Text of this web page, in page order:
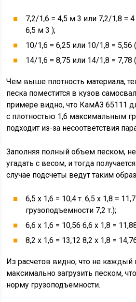
7,2/1,6 = 4,5 м 3 или 7,2/1,8 =
6,5 м 3 );
10/1,6 = 6,25 или 10/1,8 = 5,56
14/1,6 = 8,75 или 14/1,8 = 7,78
Чем выше плотность материала,
песка поместится в кузов
примере видно, что КамАЗ 65111
с плотностью 1,6 максимальным
подходит из-за несоответствия
Заполняя полный объем песком,
угадать с весом, и тогда
случае подсчеты ведут таким
6,5 х 1,6 = 10,4 т. 6,5 х 1,8 =
грузоподъемности 7,2 т.);
6,6 х 1,6 = 10,56 6,6 х 1,8 =
8,2 х 1,6 = 13,12 8,2 х 1,8 =
Из расчетов видно, что не
максимально загрузить песком,
норму грузоподъемности.